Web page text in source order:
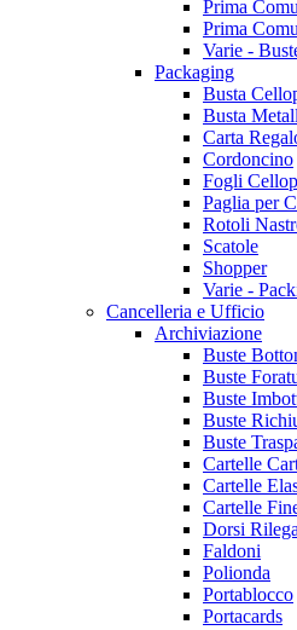
Prima
Prima
Varie -
Packaging
Busta
Busta
Carta
Cordoncino
Fogli
Paglia per
Rotoli
Scatole
Shopper
Varie -
Cancelleria e Ufficio
Archiviazione
Buste
Buste
Buste
Buste
Buste
Cartelle
Cartelle
Cartelle
Dorsi
Faldoni
Polionda
Portablocco
Portacards